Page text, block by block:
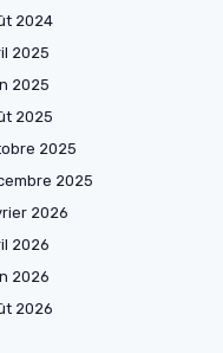
2024
2025
2025
2025
2025
2025
2026
2026
2026
2026